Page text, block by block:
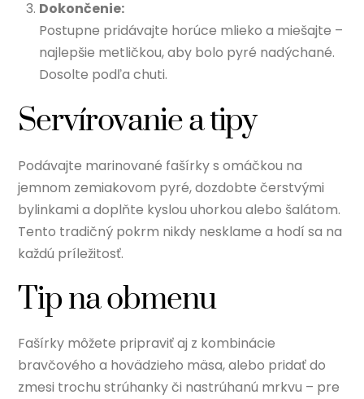
Dokončenie:
Postupne pridávajte horúce mlieko a miešajte –
najlepšie metličkou, aby bolo pyré nadýchané.
Dosolte podľa chuti.
Servírovanie a tipy
Podávajte marinované fašírky s omáčkou na
jemnom zemiakovom pyré, dozdobte čerstvými
bylinkami a doplňte kyslou uhorkou alebo šalátom.
Tento tradičný pokrm nikdy nesklame a hodí sa na
každú príležitosť.
Tip na obmenu
Fašírky môžete pripraviť aj z kombinácie
bravčového a hovädzieho mäsa, alebo pridať do
zmesi trochu strúhanky či nastrúhanú mrkvu – pre